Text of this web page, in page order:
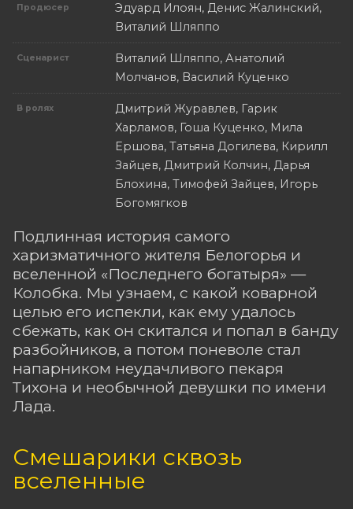
Продюсер
Эдуард Илоян, Денис Жалинский,
Виталий Шляппо
Сценарист
Виталий Шляппо, Анатолий
Молчанов, Василий Куценко
В ролях
Дмитрий Журавлев, Гарик
Харламов, Гоша Куценко, Мила
Ершова, Татьяна Догилева, Кирилл
Зайцев, Дмитрий Колчин, Дарья
Блохина, Тимофей Зайцев, Игорь
Богомягков
Подлинная история самого
харизматичного жителя Белогорья и
вселенной «Последнего богатыря» —
Колобка. Мы узнаем, с какой коварной
целью его испекли, как ему удалось
сбежать, как он скитался и попал в банду
разбойников, а потом поневоле стал
напарником неудачливого пекаря
Тихона и необычной девушки по имени
Лада.
Смешарики сквозь
вселенные